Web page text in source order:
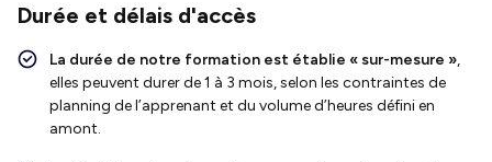
Durée et délais d'accès
La durée de notre formation est établie « sur-mesure »,
elles peuvent durer de 1 à 3 mois, selon les contraintes de
planning de l’apprenant et du volume d’heures défini en
amont.